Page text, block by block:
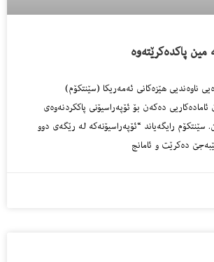
پاکدەکرێتەوە
ناوەندیی هێزەکانی ئەمەریکا (سێنتکۆم)
ئامادەکاریی دەکەن بۆ ئۆپەراسیۆنی پاککردنەوەی
رایگەیاند “ئۆپەراسیۆنەکە لە رێگەی دوو
دەکرێت و ئامانج